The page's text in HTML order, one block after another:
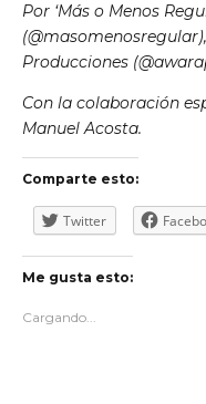
Por ‘Más o Menos
Producciones
Con la colaboración
Manuel Acosta.
Comparte esto:
Twitter
Me gusta esto:
Cargando...